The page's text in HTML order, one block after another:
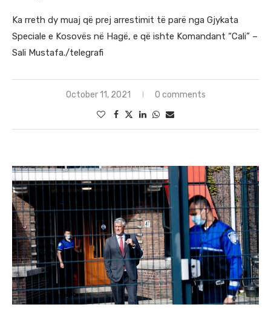
Ka rreth dy muaj që prej arrestimit të parë nga Gjykata
Speciale e Kosovës në Hagë, e që ishte Komandant “Cali” –
Sali Mustafa./telegrafi
October 11, 2021 0 comments